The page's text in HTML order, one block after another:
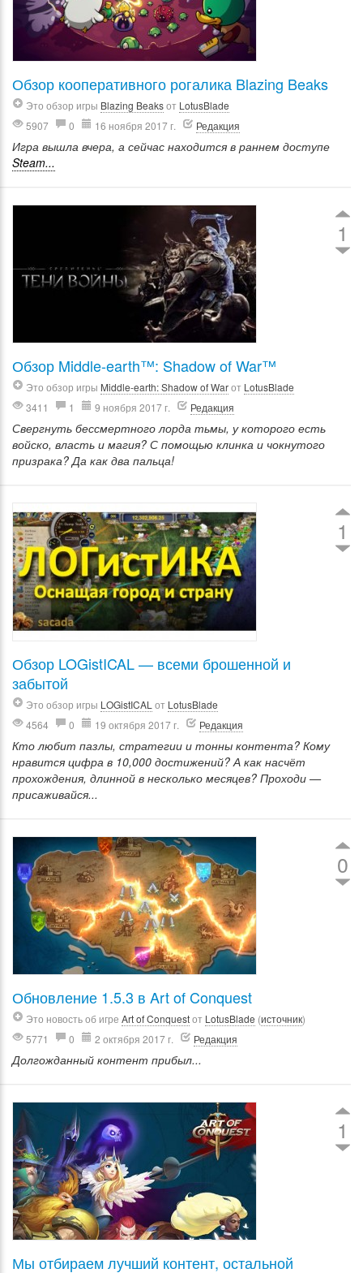
Обзор кооперативного рогалика Blazing Beaks
Это обзор игры Blazing Beaksот LotusBlade
5907
0 16 ноября 2017 г. Редакция
Игра вышла вчера, а сейчас находится в раннем доступе
Steam...
1
Обзор Middle-earth™: Shadow of War™
Это обзор игры Middle-earth: Shadow of Warот LotusBlade
3411
1 9 ноября 2017 г. Редакция
Свергнуть бессмертного лорда тьмы, у которого есть
войско, власть и магия? С помощью клинка и чокнутого
призрака? Да как два пальца!
1
Обзор LOGistICAL — всеми брошенной и
забытой
Это обзор игры LOGistICAL от LotusBlade
4564
0 19 октября 2017 г. Редакция
Кто любит пазлы, стратегии и тонны контента? Кому
нравится цифра в 10,000 достижений? А как насчёт
прохождения, длинной в несколько месяцев? Проходи —
присаживайся...
0
Обновление 1.5.3 в Art of Conquest
Это новость об игре Art of Conquestот LotusBlade (источник)
5771
0 2 октября 2017 г. Редакция
Долгожданный контент прибыл...
1
Мы отбираем лучший контент, остальной